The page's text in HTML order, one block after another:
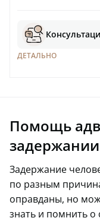
ДЕТАЛЬНО
Помощь
задержании
Задержание
по разным
оправданы, но
знать и помнить о